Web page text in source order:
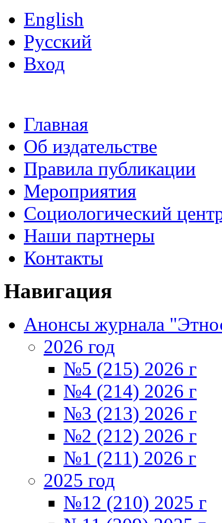
English
Русский
Вход
Главная
Об издательстве
Правила публикации
Мероприятия
Социологический
Наши партнеры
Контакты
Навигация
Анонсы журнала
2026 год
№5 (215) 2026 г
№4 (214) 2026 г
№3 (213) 2026 г
№2 (212) 2026 г
№1 (211) 2026 г
2025 год
№12 (210) 2025 г